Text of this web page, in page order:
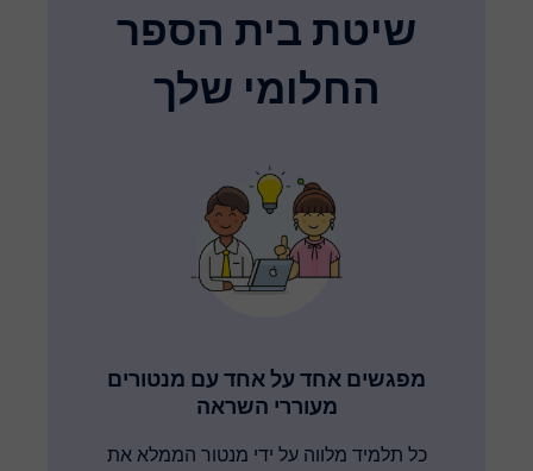
שיטת בית הספר
החלומי שלך
מפגשים אחד על אחד עם מנטורים
מעוררי השראה
כל תלמיד מלווה על ידי מנטור הממלא את